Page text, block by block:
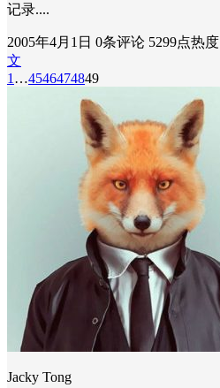
记录....
2005年4月1日 0条评论 5299点热度
文
1 …4546474849
Jacky Tong